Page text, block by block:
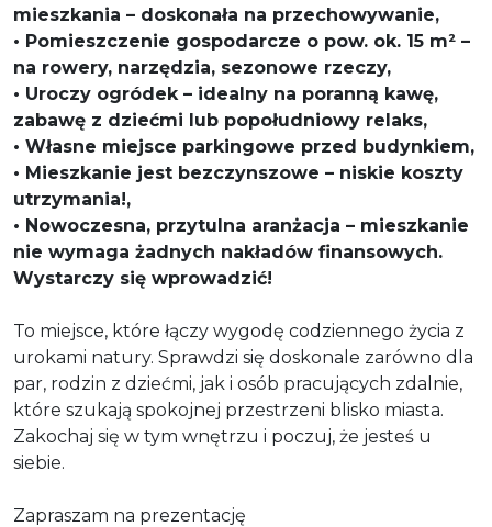
mieszkania – doskonała na przechowywanie,
• Pomieszczenie gospodarcze o pow. ok. 15 m² –
na rowery, narzędzia, sezonowe rzeczy,
• Uroczy ogródek – idealny na poranną kawę,
zabawę z dziećmi lub popołudniowy relaks,
• Własne miejsce parkingowe przed budynkiem,
• Mieszkanie jest bezczynszowe – niskie koszty
utrzymania!,
• Nowoczesna, przytulna aranżacja – mieszkanie
nie wymaga żadnych nakładów finansowych.
Wystarczy się wprowadzić!
To miejsce, które łączy wygodę codziennego życia z
urokami natury. Sprawdzi się doskonale zarówno dla
par, rodzin z dziećmi, jak i osób pracujących zdalnie,
które szukają spokojnej przestrzeni blisko miasta.
Zakochaj się w tym wnętrzu i poczuj, że jesteś u
siebie.
Zapraszam na prezentację